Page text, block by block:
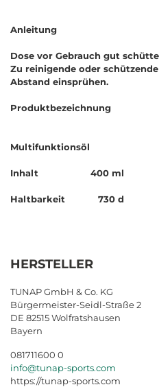
Anleitung
Dose vor Gebrauch gut
Zu reinigende oder schützende
Abstand einsprühen.
Produktbezeichnung
Multifunktionsöl
Inhalt 400 ml
Haltbarkeit 730 d
HERSTELLER
TUNAP GmbH & Co. KG
Bürgermeister-Seidl-Straße 2
DE 82515 Wolfratshausen
Bayern
081711600 0
info@tunap-sports.com
https://tunap-sports.com